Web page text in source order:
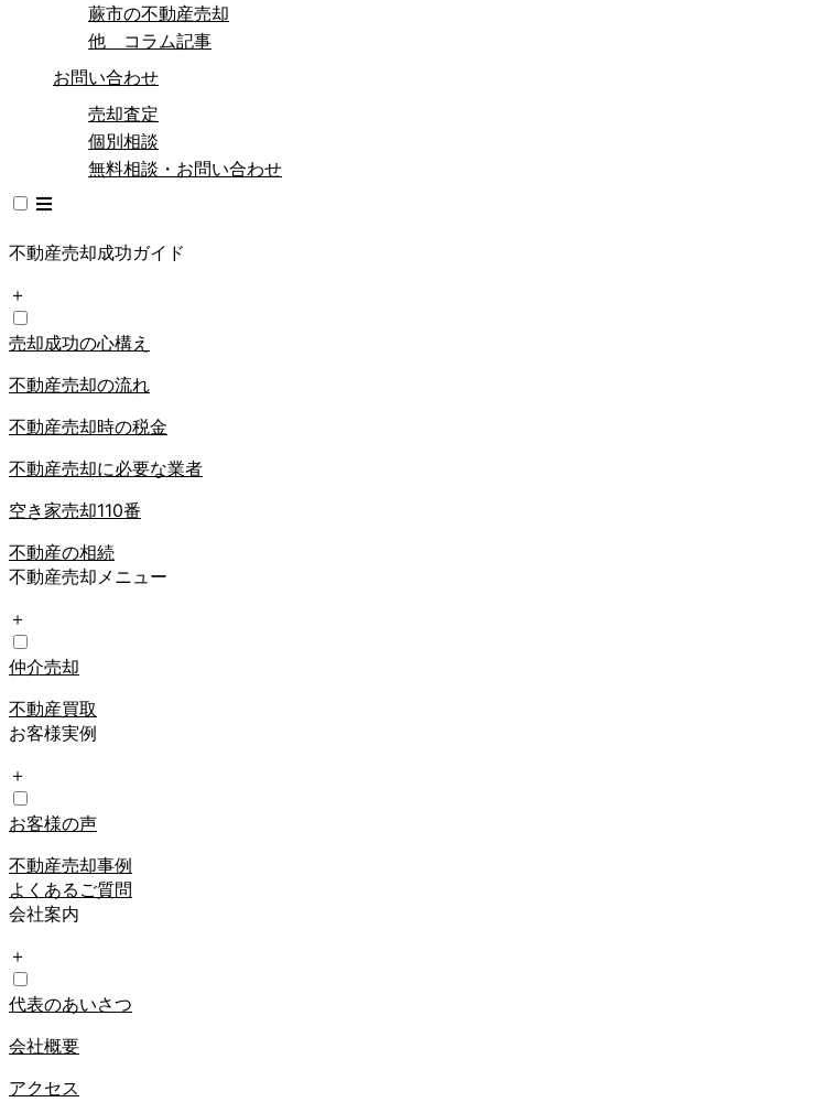
蕨市の不動産売却
他 コラム記事
お問い合わせ
売却査定
個別相談
無料相談・お問い合わせ
不動産売却成功ガイド
＋
売却成功の心構え
不動産売却の流れ
不動産売却時の税金
不動産売却に必要な業者
空き家売却110番
不動産の相続
不動産売却メニュー
＋
仲介売却
不動産買取
お客様実例
＋
お客様の声
不動産売却事例
よくあるご質問
会社案内
＋
代表のあいさつ
会社概要
アクセス